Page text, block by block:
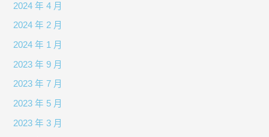
2024 年 4 月
2024 年 2 月
2024 年 1 月
2023 年 9 月
2023 年 7 月
2023 年 5 月
2023 年 3 月